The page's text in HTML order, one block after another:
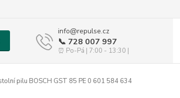
info@repulse.cz
📞 728 007 997
⏰ Po-Pá | 7:00 - 13:30 |
pilu BOSCH GST 85 PE 0 601 584 634